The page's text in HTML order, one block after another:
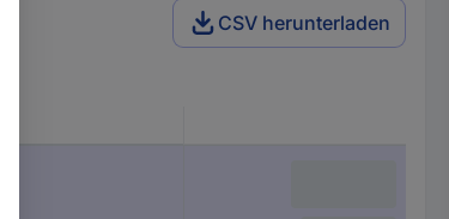
CSV herunterladen